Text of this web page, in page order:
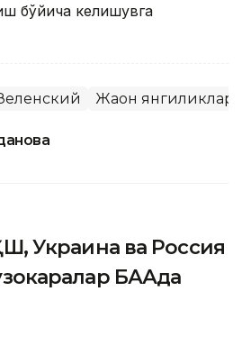
бўйича келишувга
Жаҳон
Украина ва Россия
БААда